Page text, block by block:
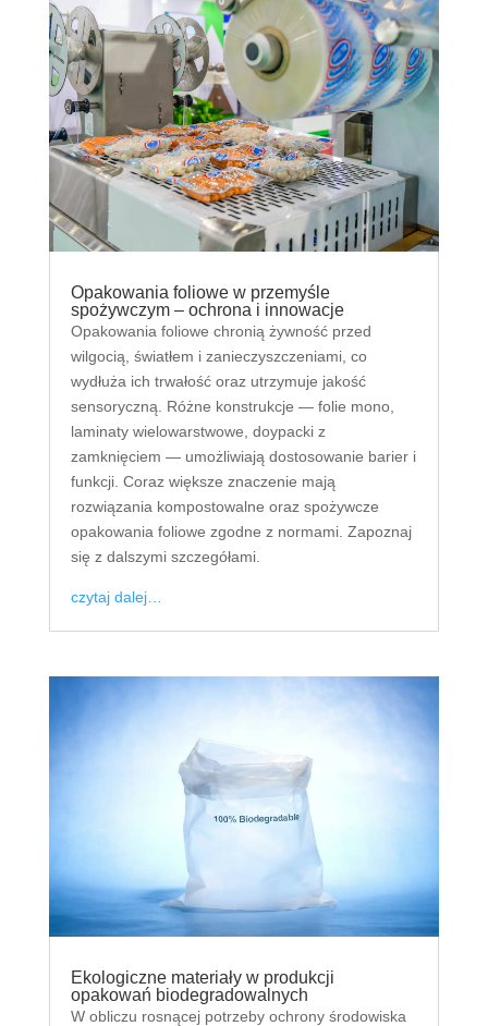
Opakowania foliowe w przemyśle
spożywczym – ochrona i innowacje
Opakowania foliowe chronią żywność przed
wilgocią, światłem i zanieczyszczeniami, co
wydłuża ich trwałość oraz utrzymuje jakość
sensoryczną. Różne konstrukcje — folie mono,
laminaty wielowarstwowe, doypacki z
zamknięciem — umożliwiają dostosowanie barier i
funkcji. Coraz większe znaczenie mają
rozwiązania kompostowalne oraz spożywcze
opakowania foliowe zgodne z normami. Zapoznaj
się z dalszymi szczegółami.
czytaj dalej…
Ekologiczne materiały w produkcji
opakowań biodegradowalnych
W obliczu rosnącej potrzeby ochrony środowiska